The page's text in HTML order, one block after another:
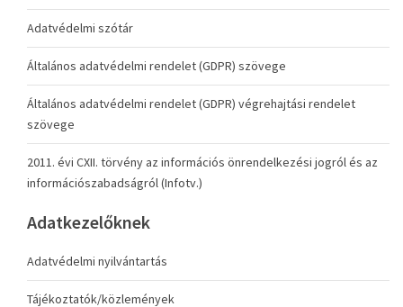
Adatvédelmi szótár
Általános adatvédelmi rendelet (GDPR) szövege
Általános adatvédelmi rendelet (GDPR) végrehajtási rendelet
szövege
2011. évi CXII. törvény az információs önrendelkezési jogról és az
információszabadságról (Infotv.)
Adatkezelőknek
Adatvédelmi nyilvántartás
Tájékoztatók/közlemények